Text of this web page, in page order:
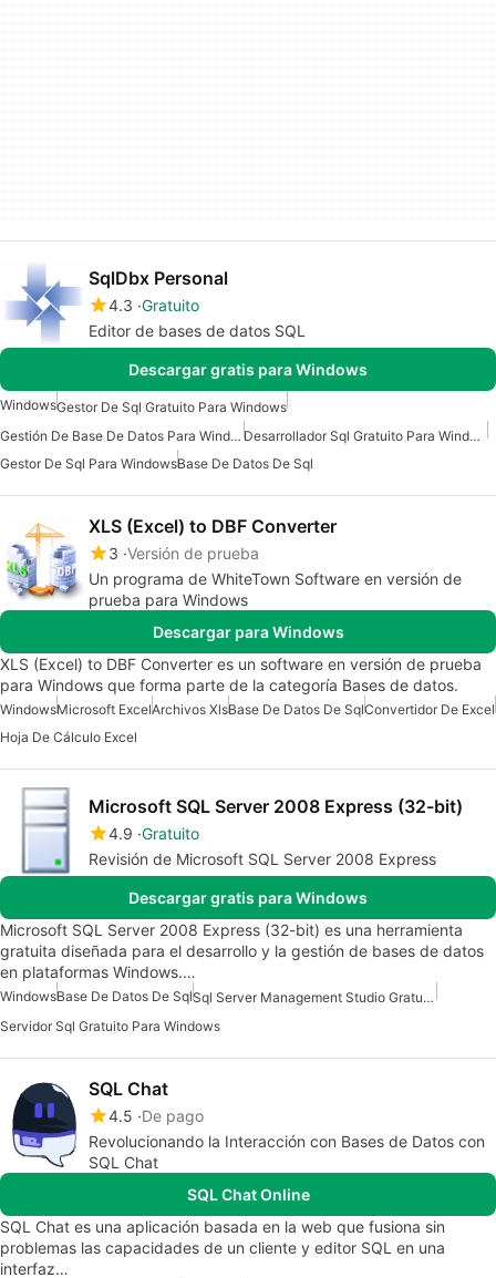
SqlDbx Personal
4.3 Gratuito
Editor de bases de datos SQL
Descargar gratis para Windows
WindowsGestor De Sql Gratuito Para Windows
Gestión De Base De Datos Para Windows
Desarrollador Sql Gratuito Para Windows
Gestor De Sql Para WindowsBase De Datos De Sql
XLS (Excel) to DBF Converter
3 Versión de prueba
Un programa de WhiteTown Software en versión de
prueba para Windows
Descargar para Windows
XLS (Excel) to DBF Converter es un software en versión de prueba
para Windows que forma parte de la categoría Bases de datos.
WindowsMicrosoft ExcelArchivos XlsBase De Datos De SqlConvertidor De Excel
Hoja De Cálculo Excel
Microsoft SQL Server 2008 Express (32-bit)
4.9 Gratuito
Revisión de Microsoft SQL Server 2008 Express
Descargar gratis para Windows
Microsoft SQL Server 2008 Express (32-bit) es una herramienta
gratuita diseñada para el desarrollo y la gestión de bases de datos
en plataformas Windows.…
WindowsBase De Datos De Sql
Sql Server Management Studio Gratuito Para Windows
Servidor Sql Gratuito Para Windows
SQL Chat
4.5 De pago
Revolucionando la Interacción con Bases de Datos con
SQL Chat
SQL Chat Online
SQL Chat es una aplicación basada en la web que fusiona sin
problemas las capacidades de un cliente y editor SQL en una
interfaz…